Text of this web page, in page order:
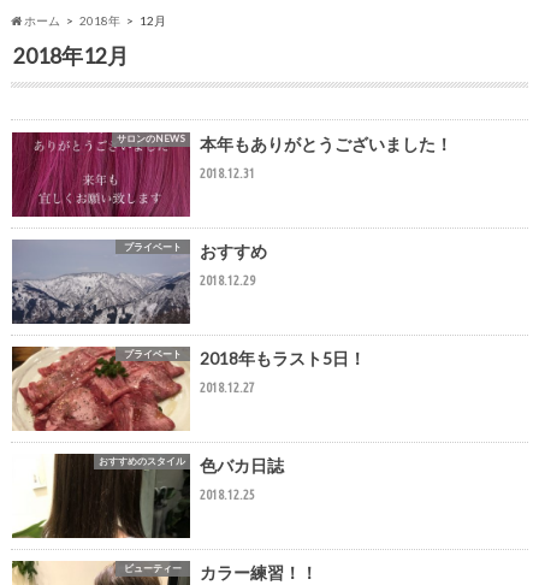
ホーム 2018年 12月
2018年12月
サロンのNEWS 本年もありがとうございました！
2018.12.31
プライベート おすすめ
2018.12.29
プライベート 2018年もラスト5日！
2018.12.27
おすすめのスタイル 色バカ日誌
2018.12.25
ビューティー カラー練習！！